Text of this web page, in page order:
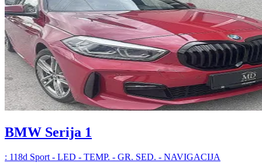
BMW Serija 1
: 118d Sport - LED - TEMP. - GR. SED. - NAVIGACIJA